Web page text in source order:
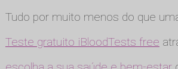
Tudo por muito menos do que
Teste gratuito iBloodTests free